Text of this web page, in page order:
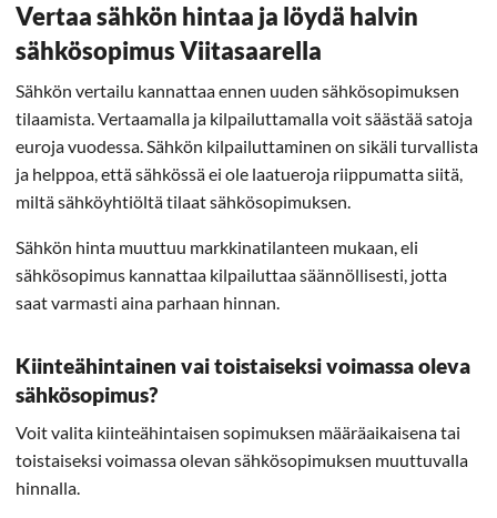
Vertaa sähkön hintaa ja löydä halvin
sähkösopimus Viitasaarella
Sähkön vertailu kannattaa ennen uuden sähkösopimuksen
tilaamista. Vertaamalla ja kilpailuttamalla voit säästää satoja
euroja vuodessa. Sähkön kilpailuttaminen on sikäli turvallista
ja helppoa, että sähkössä ei ole laatueroja riippumatta siitä,
miltä sähköyhtiöltä tilaat sähkösopimuksen.
Sähkön hinta muuttuu markkinatilanteen mukaan, eli
sähkösopimus kannattaa kilpailuttaa säännöllisesti, jotta
saat varmasti aina parhaan hinnan.
Kiinteähintainen vai toistaiseksi voimassa oleva
sähkösopimus?
Voit valita kiinteähintaisen sopimuksen määräaikaisena tai
toistaiseksi voimassa olevan sähkösopimuksen muuttuvalla
hinnalla.